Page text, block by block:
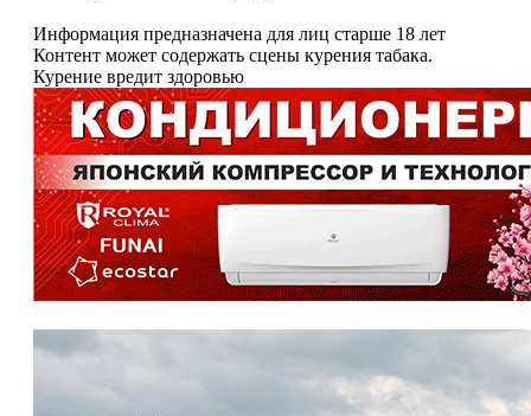
Информация предназначена для лиц старше 18 лет
Контент может содержать сцены курения табака.
Курение вредит здоровью